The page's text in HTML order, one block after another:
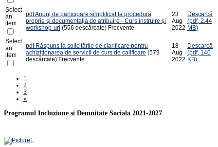
Select
an
item
pdfAnunț de participare simplificat la procedură
proprie și documentația de atribuire - Curs instruire și
workshop-uri (556 descărcate) Frecvente
23
Aug
2022
Descarcă
(pdf, 2.44
MB)
Select
an
item
pdf Răspuns la solicitările de clarificare pentru
achiziționarea de servicii de curs de calificare (579
descărcate) Frecvente
18
Aug
2022
Descarcă
(pdf, 140
KB)
1
2
3
»
Programul Incluziune si Demnitate Sociala 2021-2027